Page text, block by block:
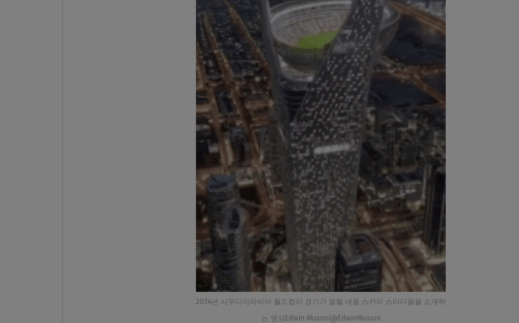
2034년 사우디아라비아 월드컵이 경기가 열릴 네옴 스카이 스타디움을 소개하
는 영상Edwin Musoni@EdwinMusoni